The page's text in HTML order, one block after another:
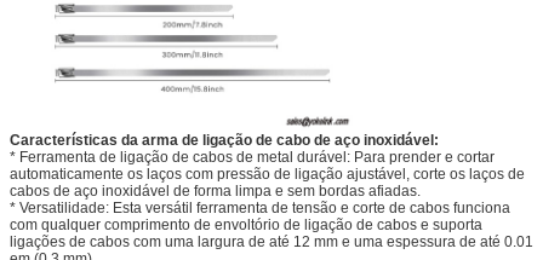
Características da arma de ligação de cabo de aço inoxidável:
* Ferramenta de ligação de cabos de metal durável: Para prender e cortar
automaticamente os laços com pressão de ligação ajustável, corte os laços de
cabos de aço inoxidável de forma limpa e sem bordas afiadas.
* Versatilidade: Esta versátil ferramenta de tensão e corte de cabos funciona
com qualquer comprimento de envoltório de ligação de cabos e suporta
ligações de cabos com uma largura de até 12 mm e uma espessura de até 0.01